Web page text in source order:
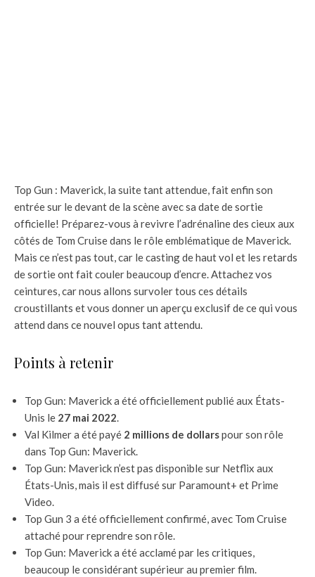
Top Gun : Maverick, la suite tant attendue, fait enfin son
entrée sur le devant de la scène avec sa date de sortie
officielle! Préparez-vous à revivre l’adrénaline des cieux aux
côtés de Tom Cruise dans le rôle emblématique de Maverick.
Mais ce n’est pas tout, car le casting de haut vol et les retards
de sortie ont fait couler beaucoup d’encre. Attachez vos
ceintures, car nous allons survoler tous ces détails
croustillants et vous donner un aperçu exclusif de ce qui vous
attend dans ce nouvel opus tant attendu.
Points à retenir
Top Gun: Maverick a été officiellement publié aux États-
Unis le 27 mai 2022.
Val Kilmer a été payé 2 millions de dollarspour son rôle
dans Top Gun: Maverick.
Top Gun: Maverick n’est pas disponible sur Netflix aux
États-Unis, mais il est diffusé sur Paramount+ et Prime
Video.
Top Gun 3 a été officiellement confirmé, avec Tom Cruise
attaché pour reprendre son rôle.
Top Gun: Maverick a été acclamé par les critiques,
beaucoup le considérant supérieur au premier film.